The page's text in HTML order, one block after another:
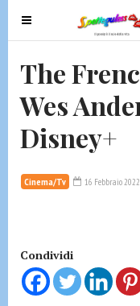
T
o
l
e
n
v
i
t
o
The
Wes
Disney+
Cinema/Tv 16 Febbraio
Condividi